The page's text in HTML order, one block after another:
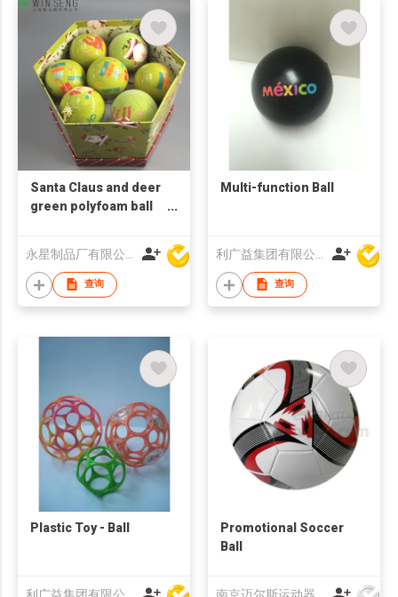
Santa Claus and deer
green polyfoam ball
查询
Multi-function Ball
查询
Plastic Toy - Ball
Promotional Soccer
Ball